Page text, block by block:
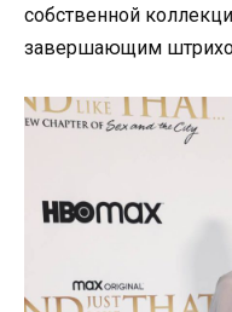
собственной
завершающим